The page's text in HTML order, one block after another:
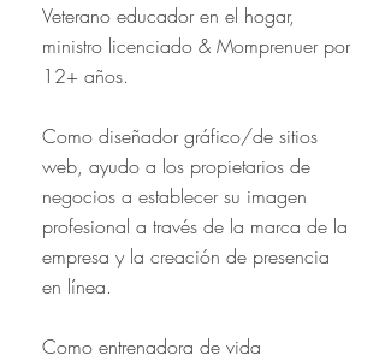
Veterano educador en el hogar,
ministro licenciado & Momprenuer por
12+ años.
Como diseñador gráfico/de sitios
web, ayudo a los propietarios de
negocios a establecer su imagen
profesional a través de la marca de la
empresa y la creación de presencia
en línea.
Como entrenadora de vida